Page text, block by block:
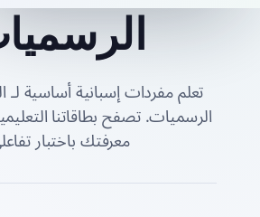
تعلم مفردات إسبانية أساسية
الرسميات. تصفح بطاقاتنا
معرفتك باختبار